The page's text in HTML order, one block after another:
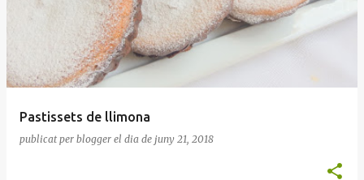
a
d
Pastissets de llimona
publicat per blogger el dia de juny 21, 2018